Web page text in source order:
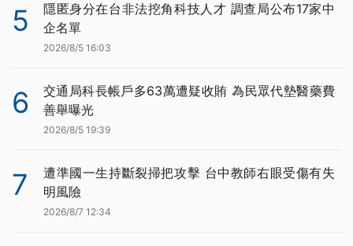
5
隱匿身分在台非法挖角科技人才 調查局公布17家中
企名單
2026/8/5 16:03
6
交通局科長帳戶多63萬遭疑收賄 為民眾代墊醫藥費
善舉曝光
2026/8/5 19:39
7
遭準國一生持斷裂掃把攻擊 台中教師右眼受傷有失
明風險
2026/8/7 12:34